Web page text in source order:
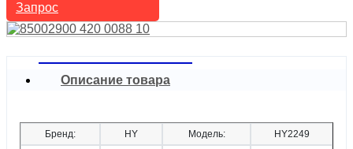
Запрос
Описание товара
Бренд: HY Модель: HY2249